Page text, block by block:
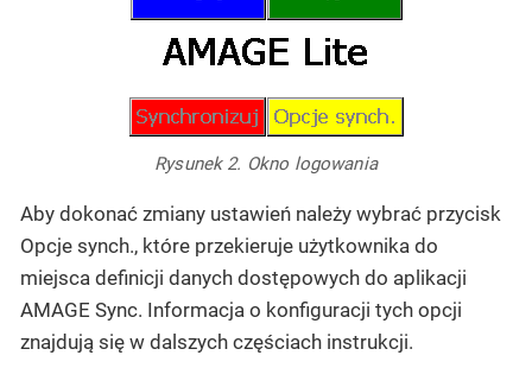
Rysunek 2. Okno logowania
Aby dokonać zmiany ustawień należy wybrać przycisk
Opcje synch., które przekieruje użytkownika do
miejsca definicji danych dostępowych do aplikacji
AMAGE Sync. Informacja o konfiguracji tych opcji
znajdują się w dalszych częściach instrukcji.